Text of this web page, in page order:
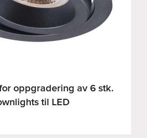
oppgradering av 6 stk.
til LED